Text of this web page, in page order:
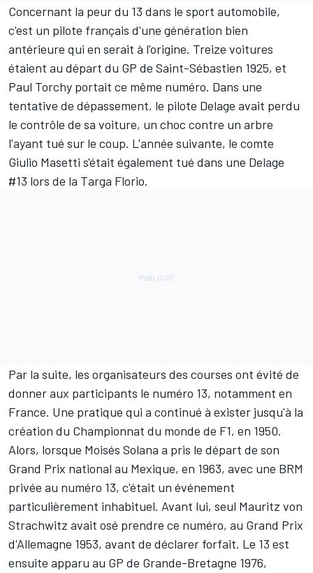
Concernant la peur du 13 dans le sport automobile,
c'est un pilote français d'une génération bien
antérieure qui en serait à l'origine. Treize voitures
étaient au départ du GP de Saint-Sébastien 1925, et
Paul Torchy portait ce même numéro. Dans une
tentative de dépassement, le pilote Delage avait perdu
le contrôle de sa voiture, un choc contre un arbre
l'ayant tué sur le coup. L'année suivante, le comte
Giulio Masetti s'était également tué dans une Delage
#13 lors de la Targa Florio.
Par la suite, les organisateurs des courses ont évité de
donner aux participants le numéro 13, notamment en
France. Une pratique qui a continué à exister jusqu'à la
création du Championnat du monde de F1, en 1950.
Alors, lorsque Moisés Solana a pris le départ de son
Grand Prix national au Mexique, en 1963, avec une BRM
privée au numéro 13, c'était un événement
particulièrement inhabituel. Avant lui, seul Mauritz von
Strachwitz avait osé prendre ce numéro, au Grand Prix
d'Allemagne 1953, avant de déclarer forfait. Le 13 est
ensuite apparu au GP de Grande-Bretagne 1976,